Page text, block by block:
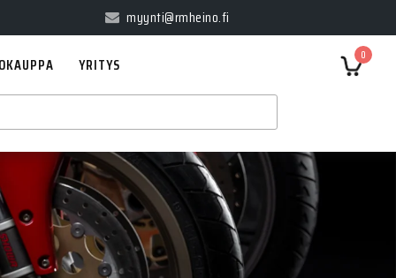
myynti@rmheino.fi
0
YRITYS